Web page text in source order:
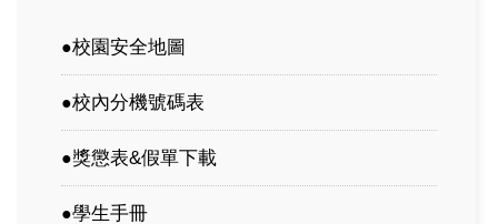
●校園安全地圖
●校內分機號碼表
●獎懲表&假單下載
●學生手冊